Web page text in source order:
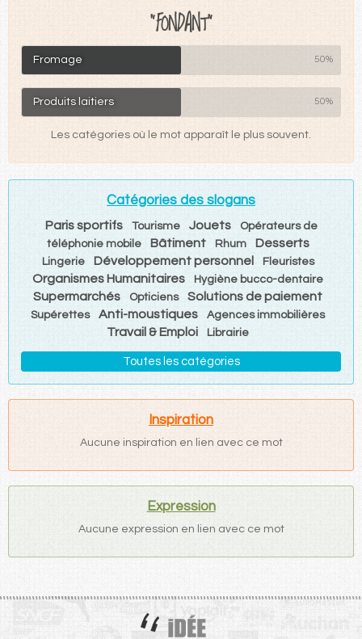
"FONDANT"
Fromage 50%
Produits laitiers 50%
Les catégories où le mot apparaît le plus souvent.
Catégories des slogans
Paris sportifs Tourisme Jouets
Opérateurs de
téléphonie mobile
Bâtiment Rhum Desserts
Lingerie Développement personnel Fleuristes
Organismes Humanitaires Hygiène bucco-dentaire
Supermarchés Opticiens Solutions de paiement
Supérettes Anti-moustiques Agences immobilières
Travail & Emploi Librairie
Toutes les catégories
Inspiration
Aucune inspiration en lien avec ce mot
Expression
Aucune expression en lien avec ce mot